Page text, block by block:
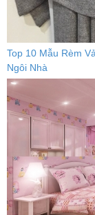
Top 10 Mẫu Rèm
Ngôi Nhà